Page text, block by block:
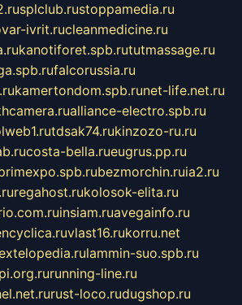
splclub.rustoppamedia.ru
ivrit.rucleanmedicine.ru
kanotiforet.spb.rututmassage.ru
falcorussia.ru
kamertondom.spb.runet-life.net.ru
alliance-electro.spb.ru
tdsak74.rukinzozo-ru.ru
costa-bella.rueugrus.pp.ru
bezmorchin.ruia2.ru
regahost.rukolosok-elita.ru
insiam.ruavegainfo.ru
vlast16.rukorru.net
lammin-suo.spb.ru
running-line.ru
rust-loco.rudugshop.ru